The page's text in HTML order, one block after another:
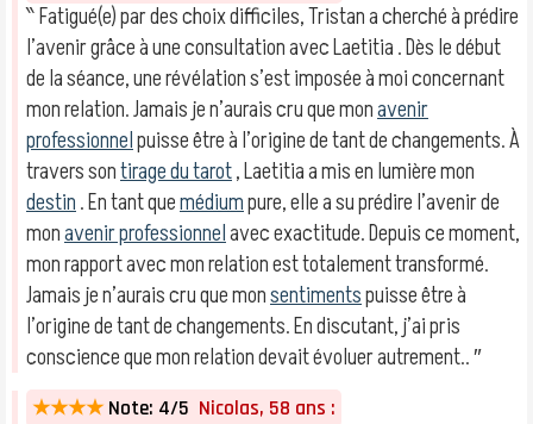
‶ Fatigué(e) par des choix difficiles, Tristan a cherché à prédire
l’avenir grâce à une consultation avec Laetitia . Dès le début
de la séance, une révélation s’est imposée à moi concernant
mon relation. Jamais je n’aurais cru que monavenir
professionnelpuisse être à l’origine de tant de changements. À
travers sontirage du tarot, Laetitia a mis en lumière mon
destin. En tant quemédiumpure, elle a su prédire l’avenir de
monavenir professionnelavec exactitude. Depuis ce moment,
mon rapport avec mon relation est totalement transformé.
Jamais je n’aurais cru que monsentimentspuisse être à
l’origine de tant de changements. En discutant, j’ai pris
conscience que mon relation devait évoluer autrement.. ″
★★★★ Note: 4/5 Nicolas, 58 ans :